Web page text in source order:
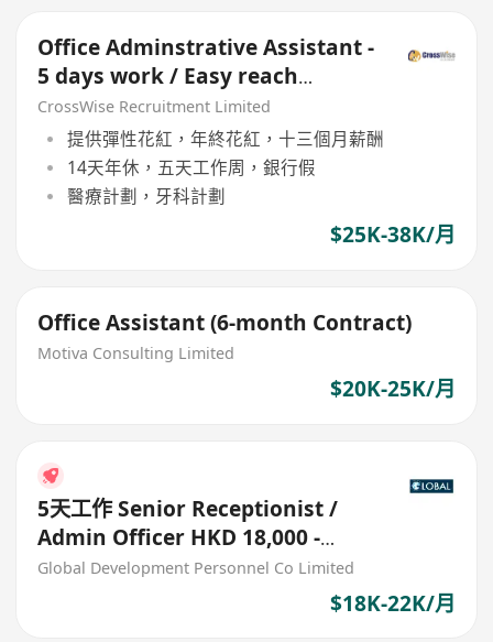
Office Adminstrative Assistant -
5 days work / Easy reach
location
CrossWise Recruitment Limited
提供彈性花紅，年終花紅，十三個月薪酬
14天年休，五天工作周，銀行假
醫療計劃，牙科計劃
$25K-38K/月
Office Assistant (6-month Contract)
Motiva Consulting Limited
$20K-25K/月
5天工作 Senior Receptionist /
Admin Officer HKD 18,000 -
22,000
Global Development Personnel Co Limited
$18K-22K/月